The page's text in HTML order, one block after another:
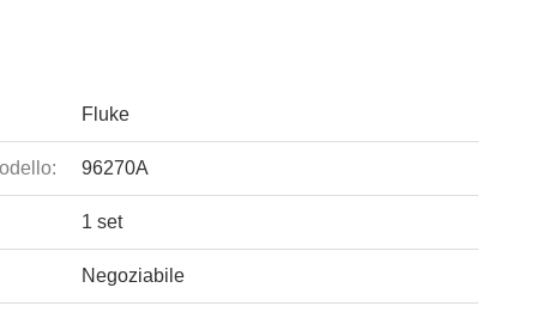
Fluke
96270A
1 set
Negoziabile